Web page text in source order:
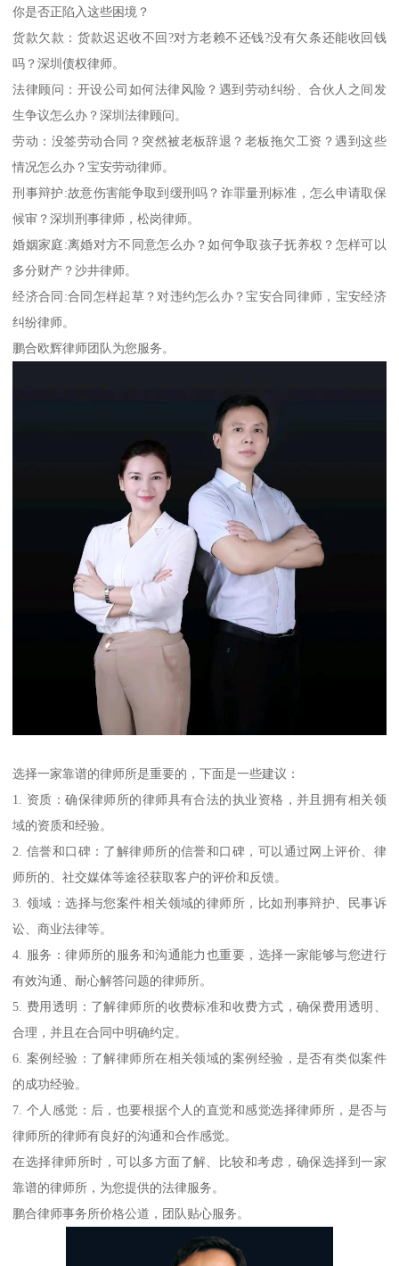
你是否正陷入这些困境？
货款欠款：货款迟迟收不回?对方老赖不还钱?没有欠条还能收回钱
吗？深圳债权律师。
法律顾问：开设公司如何法律风险？遇到劳动纠纷、合伙人之间发
生争议怎么办？深圳法律顾问。
劳动：没签劳动合同？突然被老板辞退？老板拖欠工资？遇到这些
情况怎么办？宝安劳动律师。
刑事辩护:故意伤害能争取到缓刑吗？诈罪量刑标准，怎么申请取保
候审？深圳刑事律师，松岗律师。
婚姻家庭:离婚对方不同意怎么办？如何争取孩子抚养权？怎样可以
多分财产？沙井律师。
经济合同:合同怎样起草？对违约怎么办？宝安合同律师，宝安经济
纠纷律师。
鹏合欧辉律师团队为您服务。
选择一家靠谱的律师所是重要的，下面是一些建议：
1. 资质：确保律师所的律师具有合法的执业资格，并且拥有相关领
域的资质和经验。
2. 信誉和口碑：了解律师所的信誉和口碑，可以通过网上评价、律
师所的、社交媒体等途径获取客户的评价和反馈。
3. 领域：选择与您案件相关领域的律师所，比如刑事辩护、民事诉
讼、商业法律等。
4. 服务：律师所的服务和沟通能力也重要，选择一家能够与您进行
有效沟通、耐心解答问题的律师所。
5. 费用透明：了解律师所的收费标准和收费方式，确保费用透明、
合理，并且在合同中明确约定。
6. 案例经验：了解律师所在相关领域的案例经验，是否有类似案件
的成功经验。
7. 个人感觉：后，也要根据个人的直觉和感觉选择律师所，是否与
律师所的律师有良好的沟通和合作感觉。
在选择律师所时，可以多方面了解、比较和考虑，确保选择到一家
靠谱的律师所，为您提供的法律服务。
鹏合律师事务所价格公道，团队贴心服务。